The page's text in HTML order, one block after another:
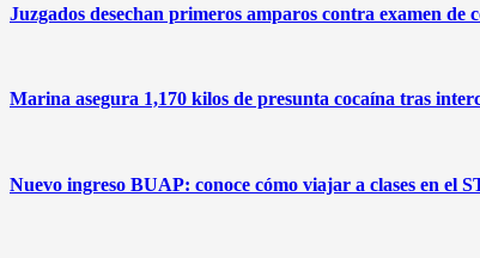
Juzgados desechan primeros amparos contra examen
Marina asegura 1,170 kilos de presunta cocaína tras
Nuevo ingreso BUAP: conoce cómo viajar a clases en el